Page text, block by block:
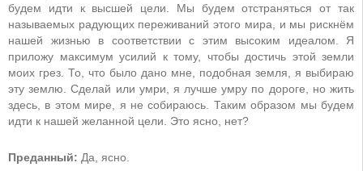
будем идти к высшей цели. Мы будем отстраняться от так
называемых радующих переживаний этого мира, и мы рискнём
нашей жизнью в соответствии с этим высоким идеалом. Я
приложу максимум усилий к тому, чтобы достичь этой земли
моих грез. То, что было дано мне, подобная земля, я выбираю
эту землю. Сделай или умри, я лучше умру по дороге, но жить
здесь, в этом мире, я не собираюсь. Таким образом мы будем
идти к нашей желанной цели. Это ясно, нет?
Преданный: Да, ясно.